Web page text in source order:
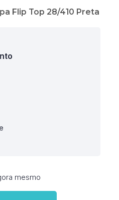
Flip Top 28/410 Preta
mesmo